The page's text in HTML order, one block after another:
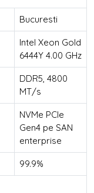
Bucuresti
Intel Xeon Gold
6444Y 4.00 GHz
DDR5, 4800
MT/s
NVMe PCIe
Gen4 pe SAN
enterprise
99.9%